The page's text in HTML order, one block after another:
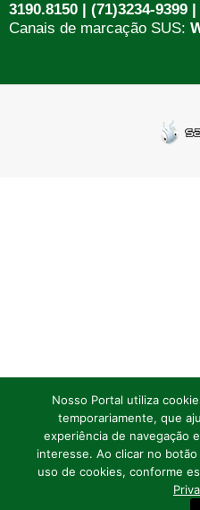
3190.8150 | (71)3234-9399
Canais de marcação SUS:
Nosso Portal utiliza
temporariamente, que
experiência de navegação
interesse. Ao clicar no botão
uso de cookies, conforme